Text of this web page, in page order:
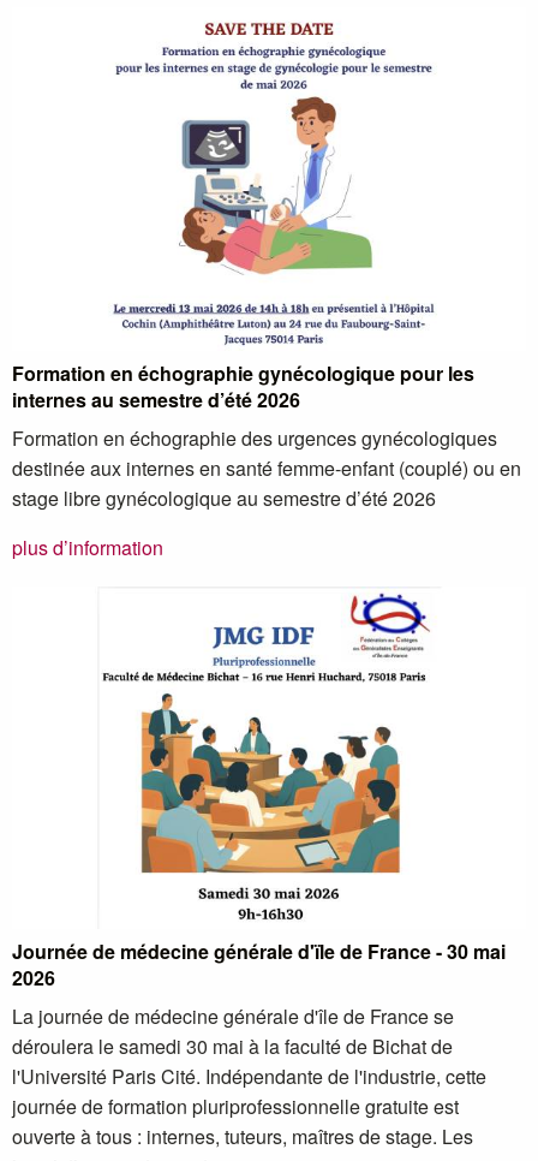
Formation en échographie gynécologique pour les
internes au semestre d’été 2026
Formation en échographie des urgences gynécologiques
destinée aux internes en santé femme-enfant (couplé) ou en
stage libre gynécologique au semestre d’été 2026
plus d’information
Journée de médecine générale d'ïle de France - 30 mai
2026
La journée de médecine générale d'île de France se
déroulera le samedi 30 mai à la faculté de Bichat de
l'Université Paris Cité. Indépendante de l'industrie, cette
journée de formation pluriprofessionnelle gratuite est
ouverte à tous : internes, tuteurs, maîtres de stage. Les